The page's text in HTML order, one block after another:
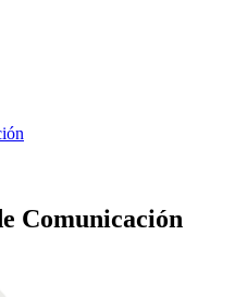
Comunicación